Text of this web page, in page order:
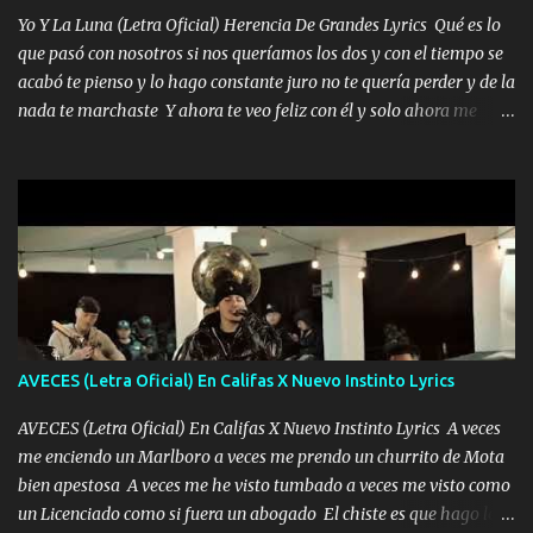
quiero que sea nunca con otra yo quiero llevarte a la Luna y si
quieres en ese momento te pido que seas mi esposa Chingada
madre no quiero dejar de tenerte no ayuda la p'uta loquera y al
chile quisiera ser menos de ti dependiente la pinche tristeza me
encierra princesa tu sabes que nunca saldras de mi mente Ella era
Yo Y La Luna (Letra Oficial) Herencia De Grandes Lyrics Qué es lo
que pasó con nosotros si nos queríamos los dos y con el tiempo se
acabó te pienso y lo hago constante juro no te quería perder y de la
nada te marchaste Y ahora te veo feliz con él y solo ahora me
pero eso ya no va a pasar me perderé en la soledad Porque me
mirabas bonito si yo no fui el final feliz el final fue triste pa mí Y
duele no tenerte aquí sabiendo que moría por ti yo y la luna
cantamos y por ti nos embriagamos Quién sabe qué será de mí si
contigo fui muy feliz a lo mejor no lloró pero muy en el fondo te
adoro
AVECES (Letra Oficial) En Califas X Nuevo Instinto Lyrics
AVECES (Letra Oficial) En Califas X Nuevo Instinto Lyrics A veces
me enciendo un Marlboro a veces me prendo un churrito de Mota
bien apestosa A veces me he visto tumbado a veces me visto como
un Licenciado como si fuera un abogado El chiste es que hago lo